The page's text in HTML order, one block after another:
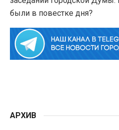
были в повестке дня?
АРХИВ